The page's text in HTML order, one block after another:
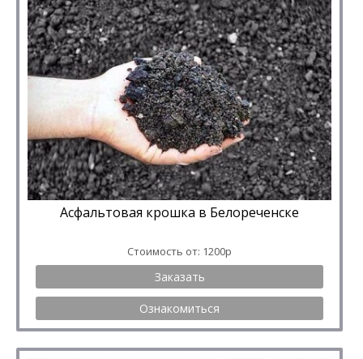
Асфальтовая крошка в Белореченске
Стоимость от: 1200р
Заказать
Ознакомиться